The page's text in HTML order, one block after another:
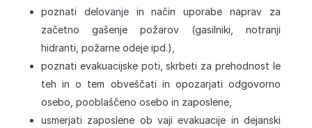
poznati delovanje in način uporabe naprav za
začetno gašenje požarov (gasilniki, notranji
hidranti, požarne odeje ipd.),
poznati evakuacijske poti, skrbeti za prehodnost le
teh in o tem obveščati in opozarjati odgovorno
osebo, pooblaščeno osebo in zaposlene,
usmerjati zaposlene ob vaji evakuacije in dejanski